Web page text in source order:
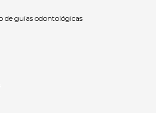
de guias odontológicas